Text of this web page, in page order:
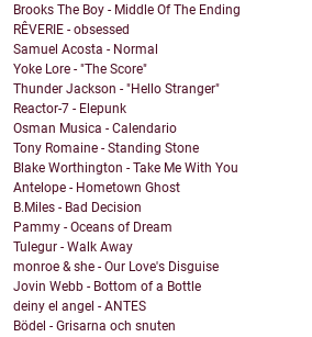
Brooks The Boy - Middle Of The Ending
RÊVERIE - obsessed
Samuel Acosta - Normal
Yoke Lore - "The Score"
Thunder Jackson - "Hello Stranger"
Reactor-7 - Elepunk
Osman Musica - Calendario
Tony Romaine - Standing Stone
Blake Worthington - Take Me With You
Antelope - Hometown Ghost
B.Miles - Bad Decision
Pammy - Oceans of Dream
Tulegur - Walk Away
monroe & she - Our Love's Disguise
Jovin Webb - Bottom of a Bottle
deiny el angel - ANTES
Bödel - Grisarna och snuten